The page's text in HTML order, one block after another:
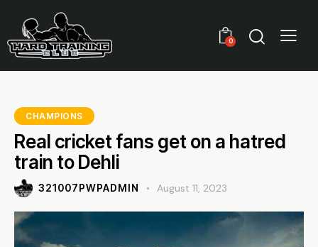
0
CHAMPIONS
Real cricket fans get on a hatred
train to Dehli
321007PWPADMIN August 11, 2023